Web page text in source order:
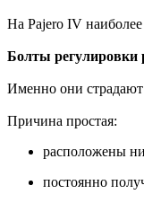
На Pajero IV
Болты регулировки
Именно они
Причина простая:
расположены
постоянно